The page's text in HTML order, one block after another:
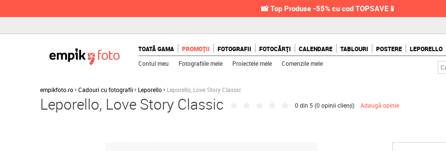
📸 Top Produse -55% cu cod TOPSAVE📱
TOATĂ GAMA PROMOȚII FOTOGRAFII FOTOCĂRȚI CALENDARE TABLOURI POSTERE LEPORELLO
Contul meu Fotografiile mele Proiectele mele Comenzile mele
empikfoto.ro Cadouri cu fotografii Leporello Leporello, Love Story Classic
Leporello, Love Story Classic 0 din 5 (0 opinii clienți) Adaugă opinie